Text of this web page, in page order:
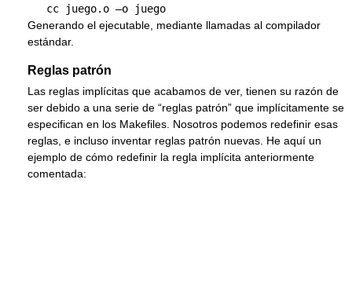
Generando el ejecutable, mediante llamadas al compilador
estándar.
Reglas patrón
Las reglas implícitas que acabamos de ver, tienen su razón de
ser debido a una serie de “reglas patrón” que implícitamente se
especifican en los Makefiles. Nosotros podemos redefinir esas
reglas, e incluso inventar reglas patrón nuevas. He aquí un
ejemplo de cómo redefinir la regla implícita anteriormente
comentada: